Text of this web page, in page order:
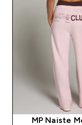
MP Naiste